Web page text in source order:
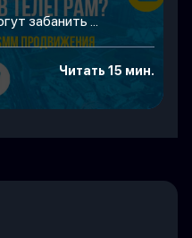
забанить ...
Читать 15 мин.